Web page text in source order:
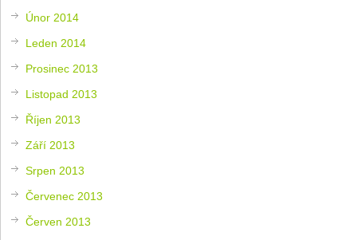
Únor 2014
Leden 2014
Prosinec 2013
Listopad 2013
Říjen 2013
Září 2013
Srpen 2013
Červenec 2013
Červen 2013